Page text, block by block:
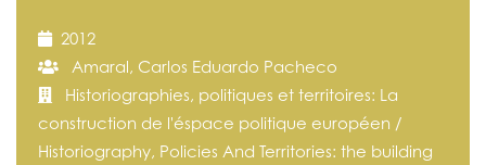
2012
Amaral, Carlos Eduardo Pacheco
Historiographies, politiques et territoires: La
construction de l'éspace politique européen /
Historiography, Policies And Territories: the building